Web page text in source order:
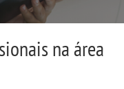
na área